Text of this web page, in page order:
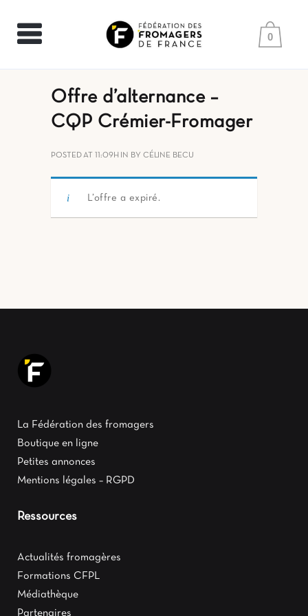
0
Offre d’alternance –
CQP Crémier-Fromager
POSTED AT 11:09H IN BY CÉLINE BECU
L’offre a expiré.
La Fédération des fromagers
Boutique en ligne
Petites annonces
Mentions légales – RGPD
Ressources
Actualités fromagères
Formations CFPL
Médiathèque
Partenaires